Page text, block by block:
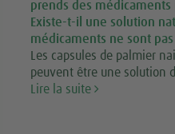
prends des
Existe-t-il une solution
médicaments ne sont
Les capsules de palmier
peuvent être une solution
Lire la suite